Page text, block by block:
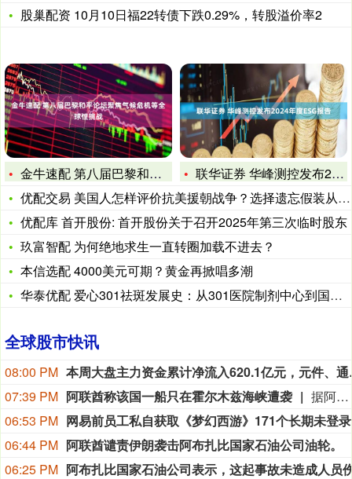
股巢配资 10月10日福22转债下跌0.29%，转股溢价率2
金牛速配 第八届巴黎和平论坛聚焦气候危机等全球性挑战
联华证券 华峰测控发布2024年度ESG报告
优配交易 美国人怎样评价抗美援朝战争？选择遗忘假装从来没打过
优配库 首开股份: 首开股份关于召开2025年第三次临时股东
玖富智配 为何绝地求生一直转圈加载不进去？
本信选配 4000美元可期？黄金再掀唱多潮
华泰优配 爱心301祛斑发展史：从301医院制剂中心到国民护
全球股市快讯
08:00 PM
本周大盘主力
07:39 PM 阿联酋称该国一船只在霍尔木兹海峡遭袭
据阿联酋通讯社8月8日报道，阿布扎比国家石油公司证实，该公司一艘船只当天凌晨在通过霍尔木兹海峡时遭导弹袭击。阿布扎比国家石油公司说，袭击未造成人员受伤，目前局面可控。该公司并未提供遭袭船只具体类型、导弹来源以及船只受损情况等更多细节。（新华社）
06:53 PM
06:44 PM 阿联酋谴责伊朗袭击阿布扎比国家石油公司油轮。
06:25 PM